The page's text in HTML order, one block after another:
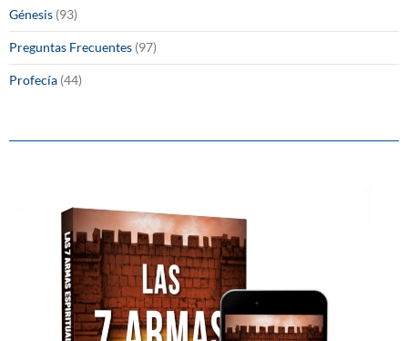
Génesis (93)
Preguntas Frecuentes (97)
Profecía (44)